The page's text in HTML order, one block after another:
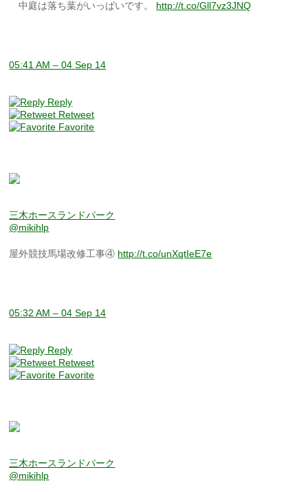
中庭は落ち葉がいっぱいです。 http://t.co/Gll7vz3JNQ
05:41 AM – 04 Sep 14
Reply
Retweet
Favorite
三木ホースランドパーク
@mikihlp
屋外競技馬場改修工事④ http://t.co/unXqtIeE7e
05:32 AM – 04 Sep 14
Reply
Retweet
Favorite
三木ホースランドパーク
@mikihlp